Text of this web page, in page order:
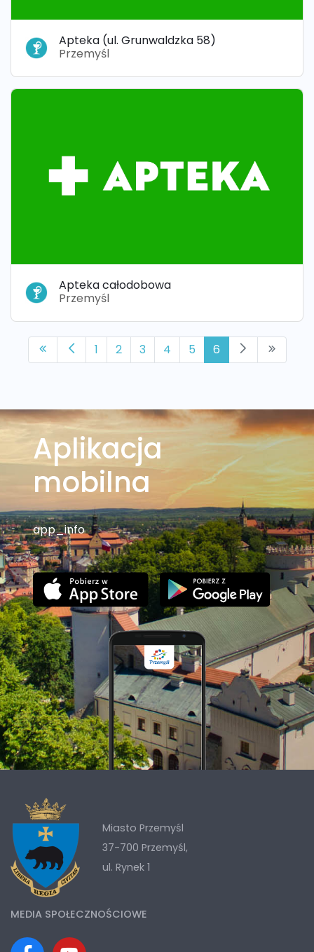
Apteka (ul. Grunwaldzka 58)
Przemyśl
Apteka całodobowa
Przemyśl
1 2 3 4 5 6
Aplikacja
mobilna
app_info
Miasto Przemyśl
37-700 Przemyśl,
ul. Rynek 1
MEDIA SPOŁECZNOŚCIOWE